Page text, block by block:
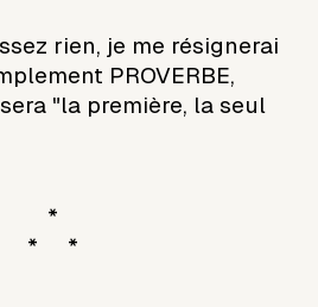
rien, je me résignerai
PROVERBE,
"la première, la seul
*
* *